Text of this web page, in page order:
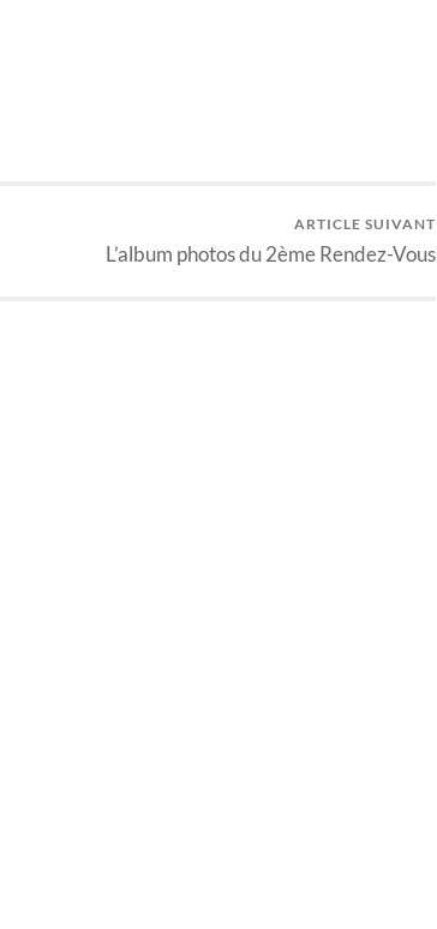
ARTICLE SUIVANT
L’album photos du 2ème Rendez-Vous